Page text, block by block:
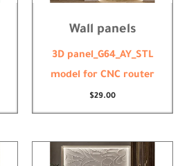
Wall panels
3D panel_G64_AY_STL
model for CNC router
$29.00